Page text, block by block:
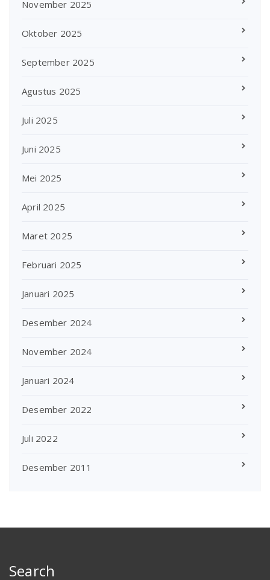
November 2025
Oktober 2025
September 2025
Agustus 2025
Juli 2025
Juni 2025
Mei 2025
April 2025
Maret 2025
Februari 2025
Januari 2025
Desember 2024
November 2024
Januari 2024
Desember 2022
Juli 2022
Desember 2011
Search